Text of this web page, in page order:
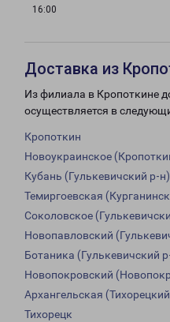
16:00
Доставка из
Из филиала в Кропоткине
осуществляется в
Кропоткин
Новоукраинское
Кубань (Гулькевичский р-н)
Темиргоевская
Соколовское
Новопавловский
Ботаника (Гулькевичский
Новопокровский
Архангельская
Тихорецк